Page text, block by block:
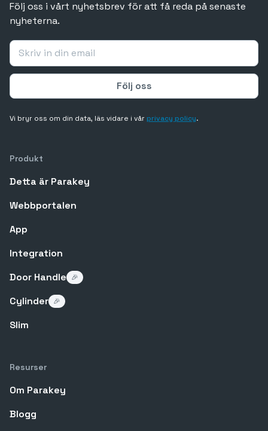
Följ oss i vårt nyhetsbrev för att få reda på senaste
nyheterna.
Vi bryr oss om din data, läs vidare i vårprivacy policy.
Produkt
Detta är Parakey
Webbportalen
App
Integration
Door Handle
🎉
Cylinder 🎉
Slim
Resurser
Om Parakey
Blogg